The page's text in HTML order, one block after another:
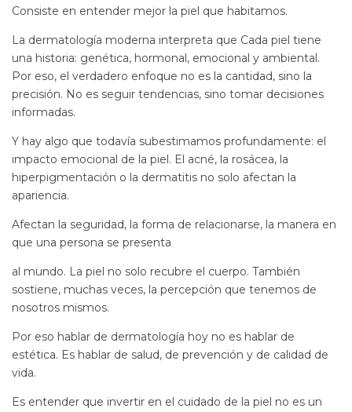
Consiste en entender mejor la piel que habitamos.
La dermatología moderna interpreta que Cada piel tiene
una historia: genética, hormonal, emocional y ambiental.
Por eso, el verdadero enfoque no es la cantidad, sino la
precisión. No es seguir tendencias, sino tomar decisiones
informadas.
Y hay algo que todavía subestimamos profundamente: el
impacto emocional de la piel. El acné, la rosácea, la
hiperpigmentación o la dermatitis no solo afectan la
apariencia.
Afectan la seguridad, la forma de relacionarse, la manera en
que una persona se presenta
al mundo. La piel no solo recubre el cuerpo. También
sostiene, muchas veces, la percepción que tenemos de
nosotros mismos.
Por eso hablar de dermatología hoy no es hablar de
estética. Es hablar de salud, de prevención y de calidad de
vida.
Es entender que invertir en el cuidado de la piel no es un